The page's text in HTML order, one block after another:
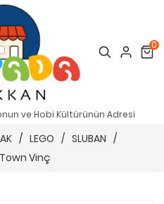
Search Cart
0
ve Hobi Kültürünün Adresi
/ LEGO / SLUBAN /
Vinç